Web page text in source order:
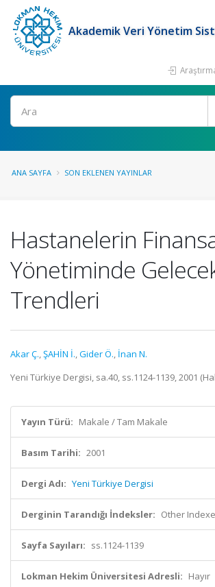
Akademik Veri Yönetim
Ara
ANA SAYFA SON EKLENEN YAYINLAR
Hastanelerin
Yönetiminde
Trendleri
Akar Ç.,ŞAHİN İ.,Gider Ö., İnan N.
Yeni Türkiye Dergisi, sa.40, ss.1124-1139, 2001
Yayın Türü: Makale / Tam Makale
Basım Tarihi: 2001
Dergi Adı: Yeni Türkiye Dergisi
Derginin Tarandığı İndeksler: Other
Sayfa Sayıları: ss.1124-1139
Lokman Hekim Üniversitesi Adresli: Hayır